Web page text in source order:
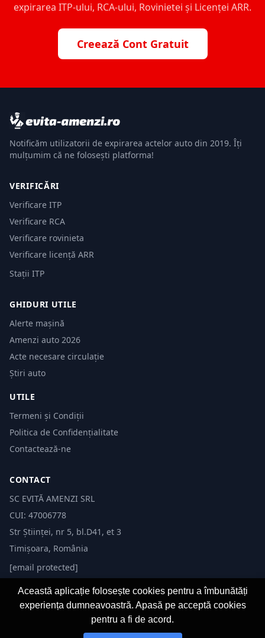
expirarea ITP-ului, RCA-ului, Rovinietei și Licenței ARR.
Creează Cont Gratuit
Notificăm utilizatorii de expirarea actelor auto din 2019. Îți
mulțumim că ne folosești platforma!
VERIFICĂRI
Verificare ITP
Verificare RCA
Verificare rovinieta
Verificare licență ARR
Stații ITP
GHIDURI UTILE
Alerte mașină
Amenzi auto 2026
Acte necesare circulație
Știri auto
UTILE
Termeni și Condiții
Politica de Confidențialitate
Contactează-ne
CONTACT
SC EVITĂ AMENZI SRL
CUI: 47006778
Str Științei, nr 5, bl.D41, et 3
Timișoara, România
[email protected]
© 2026 Evită Amenzi. Toate drepturile rezervate.
Această aplicație folosește cookies pentru a îmbunătăți
experiența dumneavoastră. Apasă pe acceptă cookies
pentru a fi de acord.